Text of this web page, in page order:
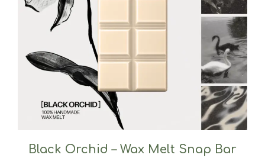
Black Orchid – Wax Melt Snap Bar